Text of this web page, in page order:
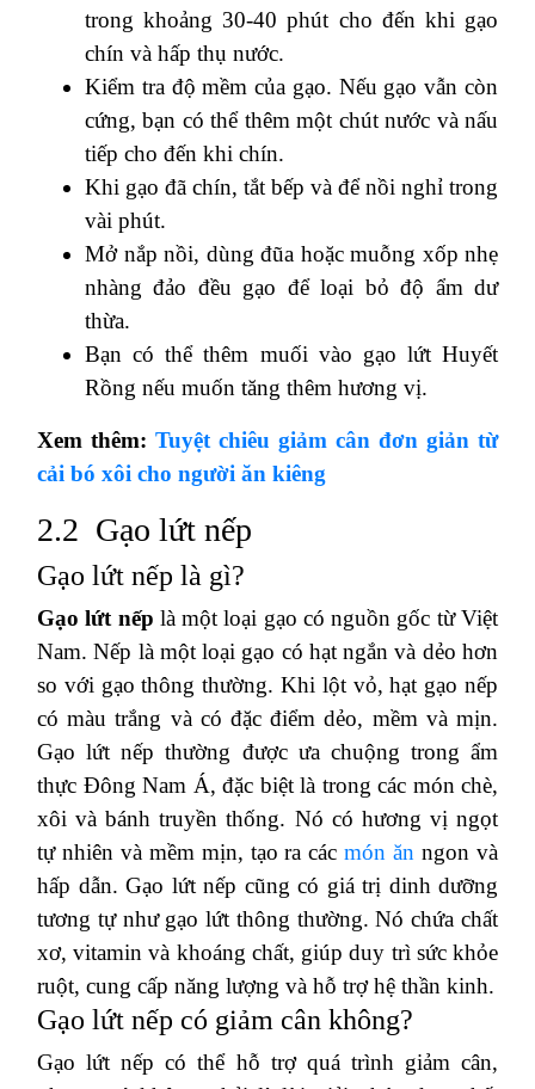
trong khoảng 30-40 phút cho đến khi gạo
chín và hấp thụ nước.
Kiểm tra độ mềm của gạo. Nếu gạo vẫn còn
cứng, bạn có thể thêm một chút nước và nấu
tiếp cho đến khi chín.
Khi gạo đã chín, tắt bếp và để nồi nghỉ trong
vài phút.
Mở nắp nồi, dùng đũa hoặc muỗng xốp nhẹ
nhàng đảo đều gạo để loại bỏ độ ẩm dư
thừa.
Bạn có thể thêm muối vào gạo lứt Huyết
Rồng nếu muốn tăng thêm hương vị.
Xem thêm: Tuyệt chiêu giảm cân đơn giản từ
cải bó xôi cho người ăn kiêng
2.2 Gạo lứt nếp
Gạo lứt nếp là gì?
Gạo lứt nếp là một loại gạo có nguồn gốc từ Việt
Nam. Nếp là một loại gạo có hạt ngắn và dẻo hơn
so với gạo thông thường. Khi lột vỏ, hạt gạo nếp
có màu trắng và có đặc điểm dẻo, mềm và mịn.
Gạo lứt nếp thường được ưa chuộng trong ẩm
thực Đông Nam Á, đặc biệt là trong các món chè,
xôi và bánh truyền thống. Nó có hương vị ngọt
tự nhiên và mềm mịn, tạo ra cácmón ăn ngon và
hấp dẫn. Gạo lứt nếp cũng có giá trị dinh dưỡng
tương tự như gạo lứt thông thường. Nó chứa chất
xơ, vitamin và khoáng chất, giúp duy trì sức khỏe
ruột, cung cấp năng lượng và hỗ trợ hệ thần kinh.
Gạo lứt nếp có giảm cân không?
Gạo lứt nếp có thể hỗ trợ quá trình giảm cân,